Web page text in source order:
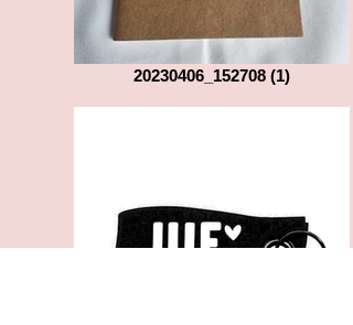
20230406_152708 (1)